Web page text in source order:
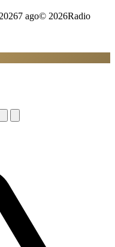
7 ago© 2026Radio